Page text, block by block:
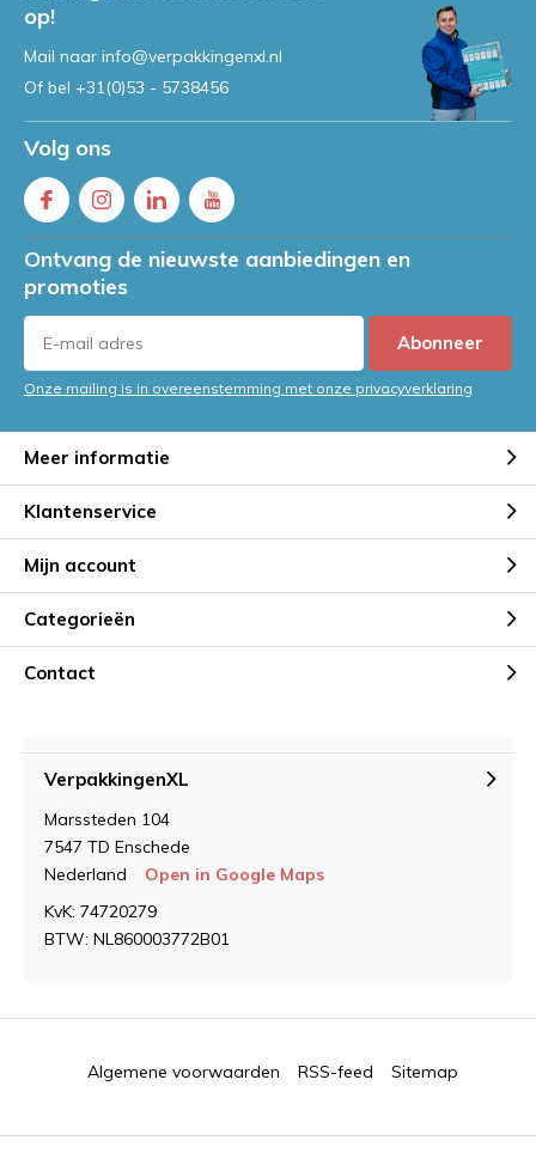
op!
Mail naar info@verpakkingenxl.nl
Of bel +31(0)53 - 5738456
Volg ons
Ontvang de nieuwste aanbiedingen en
promoties
Abonneer
Onze mailing is in overeenstemming met onze privacyverklaring
Meer informatie
Klantenservice
Mijn account
Categorieën
Contact
VerpakkingenXL
Marssteden 104
7547 TD Enschede
Nederland
Open in Google Maps
KvK: 74720279
BTW: NL860003772B01
Algemene voorwaarden RSS-feed Sitemap